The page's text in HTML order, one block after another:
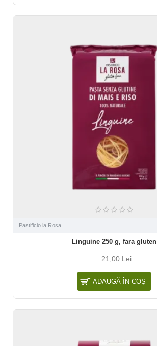
Pastificio la Rosa
Linguine 250 g, fara gluten
21,00 Lei
ADAUGĂ ÎN COŞ